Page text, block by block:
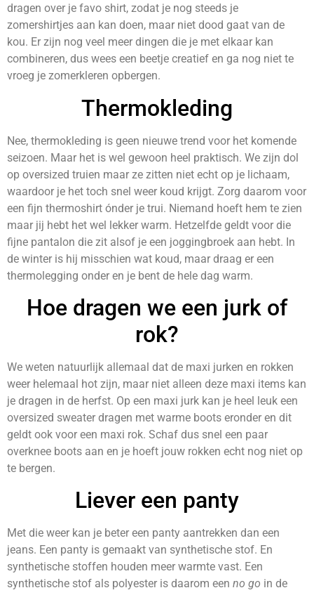
dragen over je favo shirt, zodat je nog steeds je
zomershirtjes aan kan doen, maar niet dood gaat van de
kou. Er zijn nog veel meer dingen die je met elkaar kan
combineren, dus wees een beetje creatief en ga nog niet te
vroeg je zomerkleren opbergen.
Thermokleding
Nee, thermokleding is geen nieuwe trend voor het komende
seizoen. Maar het is wel gewoon heel praktisch. We zijn dol
op oversized truien maar ze zitten niet echt op je lichaam,
waardoor je het toch snel weer koud krijgt. Zorg daarom voor
een fijn thermoshirt ónder je trui. Niemand hoeft hem te zien
maar jij hebt het wel lekker warm. Hetzelfde geldt voor die
fijne pantalon die zit alsof je een joggingbroek aan hebt. In
de winter is hij misschien wat koud, maar draag er een
thermolegging onder en je bent de hele dag warm.
Hoe dragen we een jurk of
rok?
We weten natuurlijk allemaal dat de maxi jurken en rokken
weer helemaal hot zijn, maar niet alleen deze maxi items kan
je dragen in de herfst. Op een maxi jurk kan je heel leuk een
oversized sweater dragen met warme boots eronder en dit
geldt ook voor een maxi rok. Schaf dus snel een paar
overknee boots aan en je hoeft jouw rokken echt nog niet op
te bergen.
Liever een panty
Met die weer kan je beter een panty aantrekken dan een
jeans. Een panty is gemaakt van synthetische stof. En
synthetische stoffen houden meer warmte vast. Een
synthetische stof als polyester is daarom een no go in de